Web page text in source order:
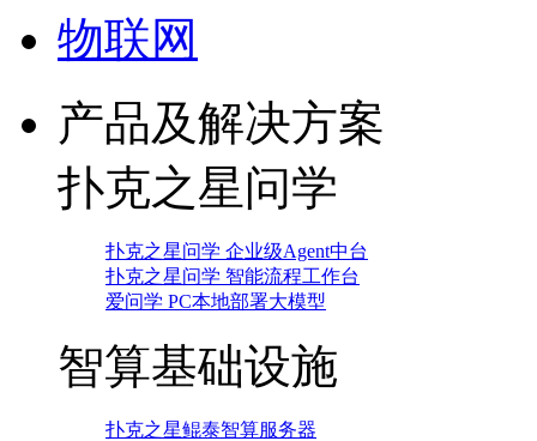
物联网
产品及解决方案
扑克之星问学
扑克之星问学 企业级Agent中台
扑克之星问学 智能流程工作台
爱问学 PC本地部署大模型
智算基础设施
扑克之星鲲泰智算服务器